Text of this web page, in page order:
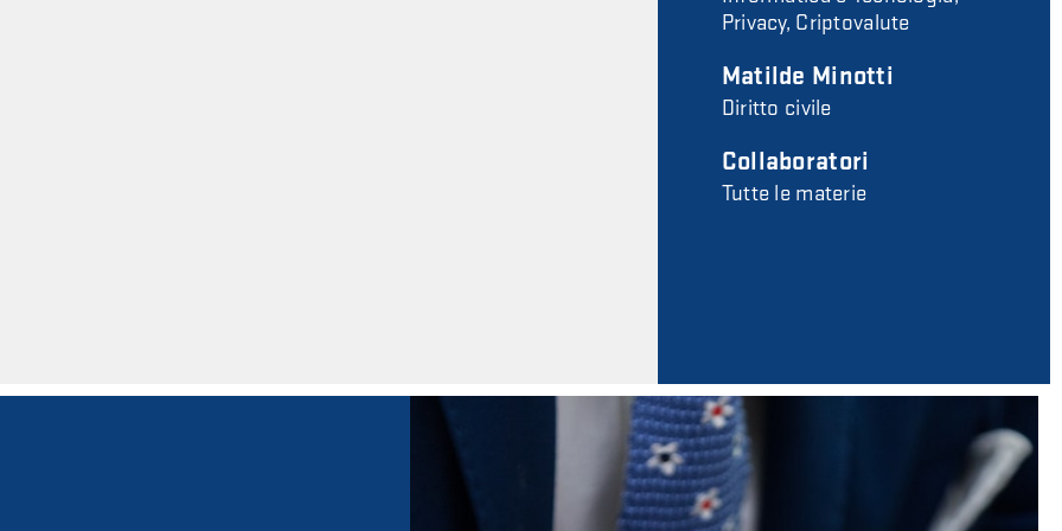
Privacy, Criptovalute
Matilde Minotti
Diritto civile
Collaboratori
Tutte le materie